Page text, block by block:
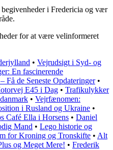
i Fredericia og vær
for at være velinformeret
• Vejrudsigt i Syd- og
En fascinerende
Få de Seneste Opdateringer•
E45 i Dag • Trafikulykker
• Vejrfænomen:
i Rusland og Ukraine •
Café Ella i Horsens • Daniel
Mand • Lego historie og
for Kroning og Tronskifte • Alt
og Meget Mere! • Frederik